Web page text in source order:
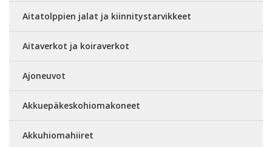
Aitatolppien jalat ja kiinnitystarvikkeet
Aitaverkot ja koiraverkot
Ajoneuvot
Akkuepäkeskohiomakoneet
Akkuhiomahiiret